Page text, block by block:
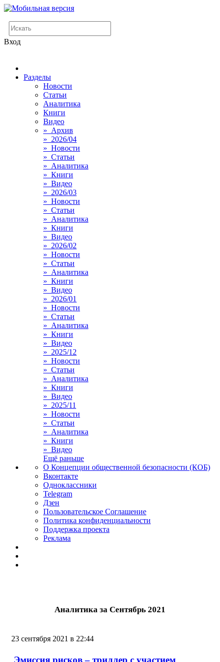
Вход
Разделы
Новости
Статьи
Аналитика
Книги
Видео
» Архив
» 2026/04
» Новости
» Статьи
» Аналитика
» Книги
» Видео
» 2026/03
» Новости
» Статьи
» Аналитика
» Книги
» Видео
» 2026/02
» Новости
» Статьи
» Аналитика
» Книги
» Видео
» 2026/01
» Новости
» Статьи
» Аналитика
» Книги
» Видео
» 2025/12
» Новости
» Статьи
» Аналитика
» Книги
» Видео
» 2025/11
» Новости
» Статьи
» Аналитика
» Книги
» Видео
Ещё раньше
О Концепции общественной безопасности (КОБ)
Вконтакте
Одноклассники
Telegram
Дзен
Пользовательское Соглашение
Политика конфиденциальности
Поддержка проекта
Реклама
Аналитика за Сентябрь 2021
23 сентября 2021 в 22:44